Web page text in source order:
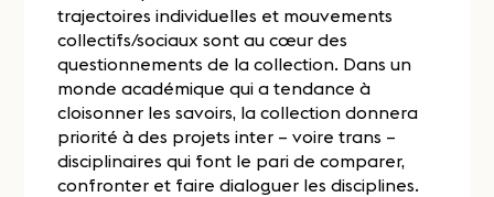
trajectoires individuelles et mouvements
collectifs/sociaux sont au cœur des
questionnements de la collection. Dans un
monde académique qui a tendance à
cloisonner les savoirs, la collection donnera
priorité à des projets inter – voire trans –
disciplinaires qui font le pari de comparer,
confronter et faire dialoguer les disciplines.